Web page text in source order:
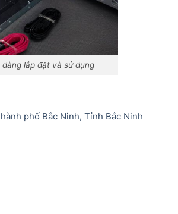
dàng lắp đặt và sử dụng
phố Bắc Ninh, Tỉnh Bắc Ninh